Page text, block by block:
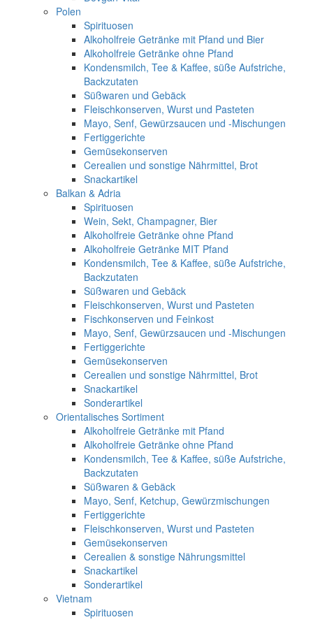
Polen
Spirituosen
Alkoholfreie Getränke mit Pfand und Bier
Alkoholfreie Getränke ohne Pfand
Kondensmilch, Tee & Kaffee, süße Aufstriche,
Backzutaten
Süßwaren und Gebäck
Fleischkonserven, Wurst und Pasteten
Mayo, Senf, Gewürzsaucen und -Mischungen
Fertiggerichte
Gemüsekonserven
Cerealien und sonstige Nährmittel, Brot
Snackartikel
Balkan & Adria
Spirituosen
Wein, Sekt, Champagner, Bier
Alkoholfreie Getränke ohne Pfand
Alkoholfreie Getränke MIT Pfand
Kondensmilch, Tee & Kaffee, süße Aufstriche,
Backzutaten
Süßwaren und Gebäck
Fleischkonserven, Wurst und Pasteten
Fischkonserven und Feinkost
Mayo, Senf, Gewürzsaucen und -Mischungen
Fertiggerichte
Gemüsekonserven
Cerealien und sonstige Nährmittel, Brot
Snackartikel
Sonderartikel
Orientalisches Sortiment
Alkoholfreie Getränke mit Pfand
Alkoholfreie Getränke ohne Pfand
Kondensmilch, Tee & Kaffee, süße Aufstriche,
Backzutaten
Süßwaren & Gebäck
Mayo, Senf, Ketchup, Gewürzmischungen
Fertiggerichte
Fleischkonserven, Wurst und Pasteten
Gemüsekonserven
Cerealien & sonstige Nährungsmittel
Snackartikel
Sonderartikel
Vietnam
Spirituosen